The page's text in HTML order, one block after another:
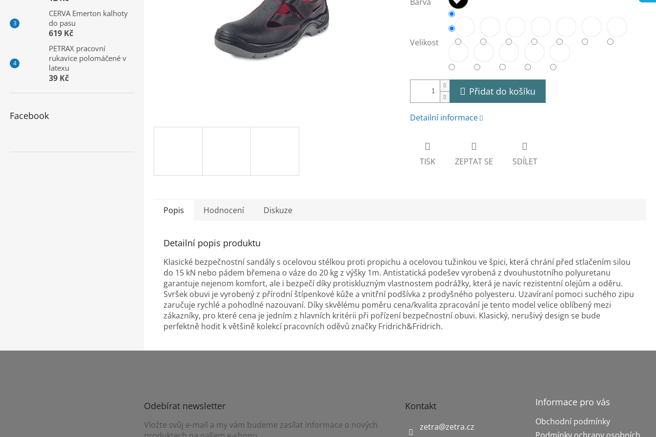
CERVA Emerton kalhoty
do pasu
619 Kč
PETRAX pracovní
rukavice polomáčené v
latexu
39 Kč
Facebook
Velikost
Přidat do košíku
Detailní informace
TISK ZEPTAT SE SDÍLET
Popis Hodnocení Diskuze
Detailní popis produktu
Klasické bezpečnostní sandály s ocelovou stélkou proti propichu a ocelovou tužinkou ve špici, která chrání před stlačením silou
do 15 kN nebo pádem břemena o váze do 20 kg z výšky 1m. Antistatická podešev vyrobená z dvouhustotního polyuretanu
garantuje nejenom komfort, ale i bezpečí díky protiskluzným vlastnostem podrážky, která je navíc rezistentní olejům a oděru.
Svršek obuvi je vyrobený z přírodní štípenkové kůže a vnitřní podšívka z prodyšného polyesteru. Uzavíraní pomoci suchého zipu
zaručuje rychlé a pohodlné nazouvaní. Díky skvělému poměru cena/kvalita zpracování je tento model velice oblíbený mezi
zákazníky, pro které cena je jedním z hlavních kritérii při pořízení bezpečnostní obuvi. Klasický, nerušivý design se bude
perfektně hodit k většině kolekcí pracovních oděvů značky Fridrich&Fridrich.
Z
Odebírat newsletter
Vložte svůj e-mail a my vám budeme zasílat informace o nových
Kontakt
zetra@zetra.cz
Informace pro vás
Obchodní podmínky